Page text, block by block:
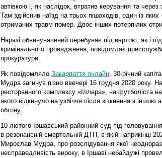
автівкою і, як наслідок, втратив керування та через
Там здійснив наїзд на трьох пішоходів, один із
отриманих травм помер. Двоє інших потерпілих
Наразі обвинувачений перебуває під вартою, як і
кримінального провадження, повідомляє
прокуратури.
Як повідомляло Закарпаття онлайн, 30-річний
Мудра загинув пізно ввечері 16 грудня 2020 року.
ресторанного комплексу «Іллара», на футболіста
якого відкинуло на узбіччя після зіткнення з
обгону.
10 лютого Іршавський районний суд під
в резонансній смертельній ДТП, в якій наприкінці
Мирослав Мудра, про розслідування якої
несправедливість вироку, в Іршаві небайдужі